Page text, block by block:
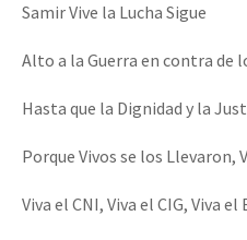
Samir Vive la Lucha Sigue
Alto a la Guerra en contra de
Hasta que la Dignidad y la
Porque Vivos se los Llevaron,
Viva el CNI, Viva el CIG, Viva el